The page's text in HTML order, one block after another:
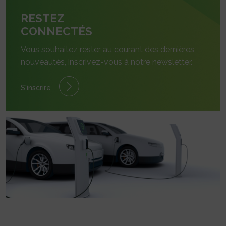
RESTEZ
CONNECTÉS
Vous souhaitez rester au courant des dernières
nouveautés, inscrivez-vous à notre newsletter.
S'inscrire